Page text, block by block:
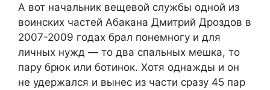
А вот начальник вещевой службы одной из
воинских частей Абакана Дмитрий Дроздов в
2007-2009 годах брал понемногу и для
личных нужд — то два спальных мешка, то
пару брюк или ботинок. Хотя однажды и он
не удержался и вынес из части сразу 45 пар